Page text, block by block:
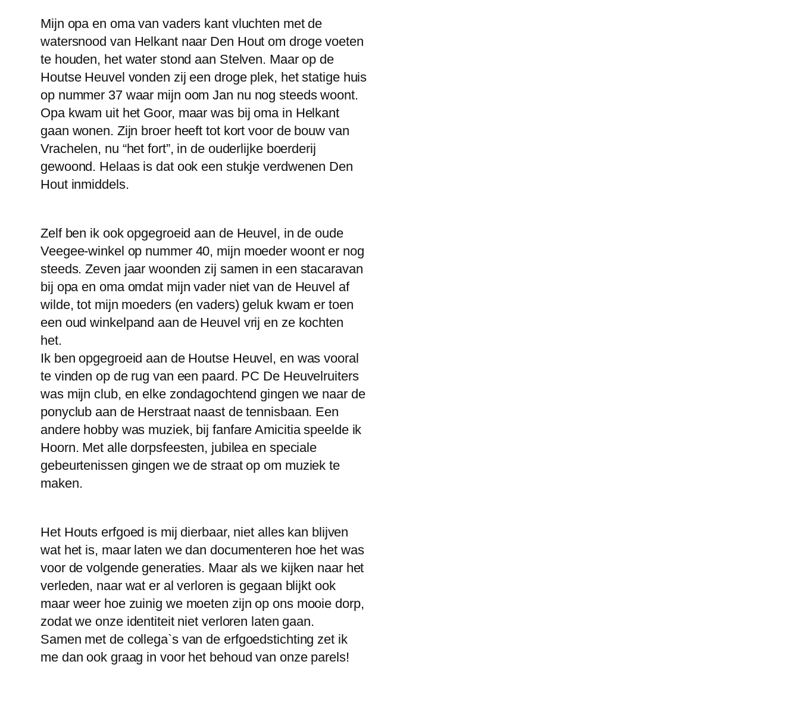
Mijn opa en oma van vaders kant vluchten met de
watersnood van Helkant naar Den Hout om droge voeten
te houden, het water stond aan Stelven. Maar op de
Houtse Heuvel vonden zij een droge plek, het statige huis
op nummer 37 waar mijn oom Jan nu nog steeds woont.
Opa kwam uit het Goor, maar was bij oma in Helkant
gaan wonen. Zijn broer heeft tot kort voor de bouw van
Vrachelen, nu “het fort”, in de ouderlijke boerderij
gewoond. Helaas is dat ook een stukje verdwenen Den
Hout inmiddels.
Zelf ben ik ook opgegroeid aan de Heuvel, in de oude
Veegee-winkel op nummer 40, mijn moeder woont er nog
steeds. Zeven jaar woonden zij samen in een stacaravan
bij opa en oma omdat mijn vader niet van de Heuvel af
wilde, tot mijn moeders (en vaders) geluk kwam er toen
een oud winkelpand aan de Heuvel vrij en ze kochten
het.
Ik ben opgegroeid aan de Houtse Heuvel, en was vooral
te vinden op de rug van een paard. PC De Heuvelruiters
was mijn club, en elke zondagochtend gingen we naar de
ponyclub aan de Herstraat naast de tennisbaan. Een
andere hobby was muziek, bij fanfare Amicitia speelde ik
Hoorn. Met alle dorpsfeesten, jubilea en speciale
gebeurtenissen gingen we de straat op om muziek te
maken.
Het Houts erfgoed is mij dierbaar, niet alles kan blijven
wat het is, maar laten we dan documenteren hoe het was
voor de volgende generaties. Maar als we kijken naar het
verleden, naar wat er al verloren is gegaan blijkt ook
maar weer hoe zuinig we moeten zijn op ons mooie dorp,
zodat we onze identiteit niet verloren laten gaan.
Samen met de collega`s van de erfgoedstichting zet ik
me dan ook graag in voor het behoud van onze parels!